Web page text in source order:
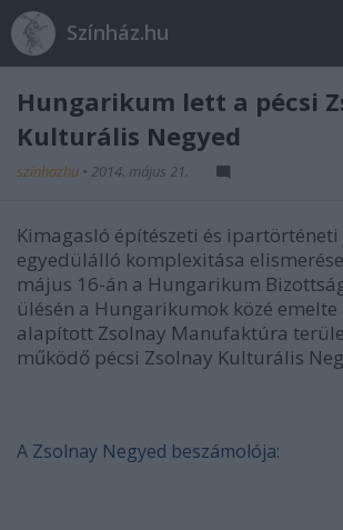
Színház.hu
Hungarikum lett a pécsi
Kulturális Negyed
szinhazhu • 2014. május 21.
Kimagasló építészeti és ipartörténeti
egyedülálló komplexitása
május 16-án a Hungarikum
ülésén a Hungarikumok közé
alapított Zsolnay Manufaktúra
működő pécsi Zsolnay Kulturális
A Zsolnay Negyed beszámolója: